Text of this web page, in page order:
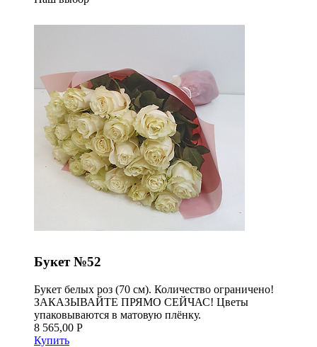
Букет №52
Букет белых роз (70 см). Количество ограничено!
ЗАКАЗЫВАЙТЕ ПРЯМО СЕЙЧАС! Цветы
упаковываются в матовую плёнку.
8 565,00 Р
Купить